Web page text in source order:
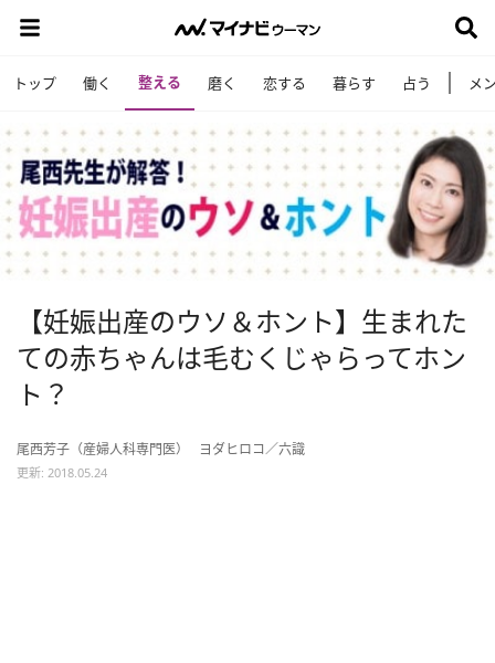
トップ 働く 整える 磨く 恋する 暮らす 占う メ
【妊娠出産のウソ＆ホント】生まれた
ての赤ちゃんは毛むくじゃらってホン
ト？
尾西芳子（産婦人科専門医） ヨダヒロコ／六識
更新: 2018.05.24